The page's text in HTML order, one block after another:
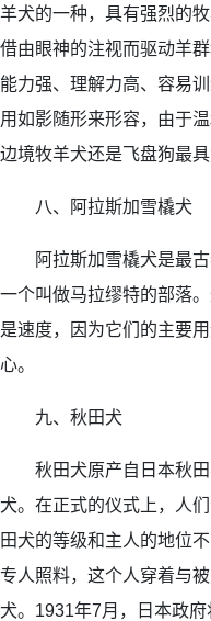
羊犬的一种，具有强烈的
借由眼神的注视而驱动羊
能力强、理解力高、容易
用如影随形来形容，由于
边境牧羊犬还是飞盘狗最
八、阿拉斯加雪橇犬
阿拉斯加雪橇犬是最古
一个叫做马拉缪特的部落
是速度，因为它们的主要
心。
九、秋田犬
秋田犬原产自日本秋田
犬。在正式的仪式上，人
田犬的等级和主人的地位
专人照料，这个人穿着与
犬。1931年7月，日本政